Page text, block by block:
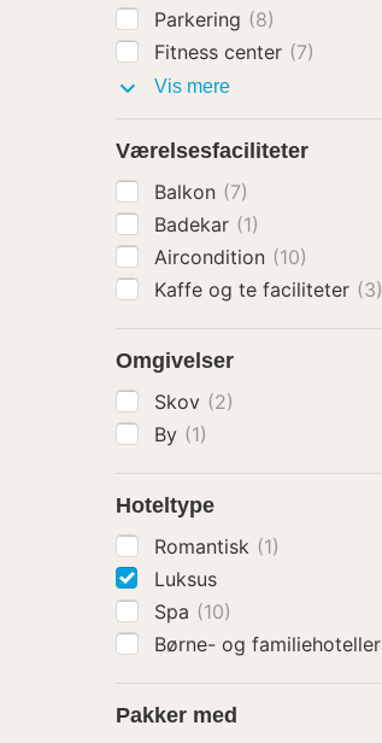
Parkering (8)
Fitness center (7)
Vis mereFaciliteter
Værelsesfaciliteter
Balkon (7)
Badekar (1)
Aircondition (10)
Kaffe og te faciliteter (3)
Omgivelser
Skov (2)
By (1)
Hoteltype
Romantisk (1)
Luksus
Spa (10)
Børne- og familiehoteller
Pakker med